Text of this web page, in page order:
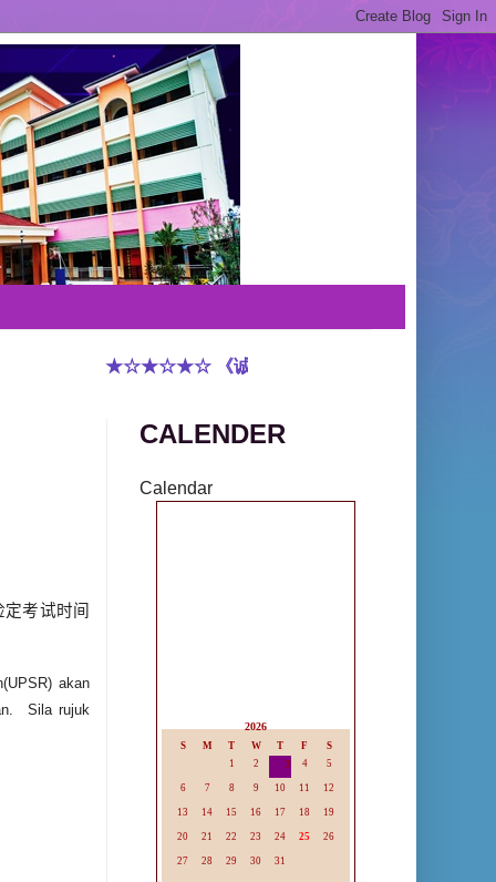
★☆★☆★☆ 《诚实守信 敬重有礼 谦虚和蔼 和谐
考试时间
akan
Sila rujuk
CALENDER
Calendar
2026
S M T W T F
S
1
2 3 4 5
6 7 8 9 10 11 12
13 14 15 16 17 18 19
20 21 22 23 24 25 26
27 28 29 30 31